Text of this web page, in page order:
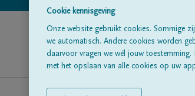
Cookie kennisgeving
Onze website gebruikt cookies. Sommige
we automatisch. Andere cookies worden
daarvoor vragen we wél jouw
met het opslaan van alle cookies op uw